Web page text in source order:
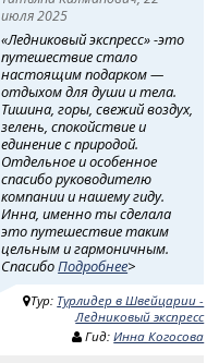
июля 2025
«Ледниковый экспресс» -это
путешествие стало
настоящим подарком —
отдыхом для души и тела.
Тишина, горы, свежий воздух,
зелень, спокойствие и
единение с природой.
Отдельное и особенное
спасибо руководителю
компании и нашему гиду.
Инна, именно ты сделала
это путешествие таким
цельным и гармоничным.
СпасибоПодробнее>
Тур: Турлидер в Швейцарии -
Ледниковый экспресс
Гид:Инна Когосова